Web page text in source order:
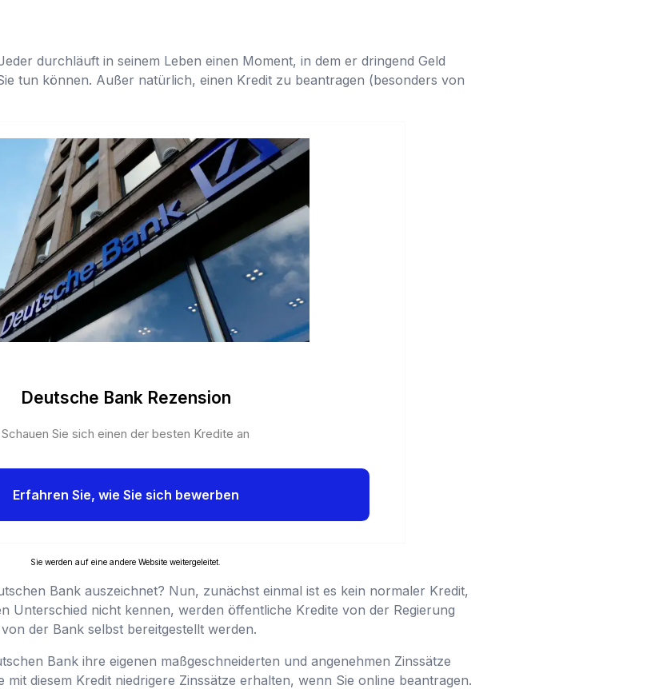
durchläuft in seinem Leben einen Moment, in dem er dringend Geld
tun können. Außer natürlich, einen Kredit zu beantragen (besonders von
Deutsche Bank Rezension
Schauen Sie sich einen der besten Kredite an
Erfahren Sie, wie Sie sich bewerben
Sie werden auf eine andere Website weitergeleitet.
Bank auszeichnet? Nun, zunächst einmal ist es kein normaler Kredit,
Unterschied nicht kennen, werden öffentliche Kredite von der Regierung
der Bank selbst bereitgestellt werden.
Bank ihre eigenen maßgeschneiderten und angenehmen Zinssätze
diesem Kredit niedrigere Zinssätze erhalten, wenn Sie online beantragen.